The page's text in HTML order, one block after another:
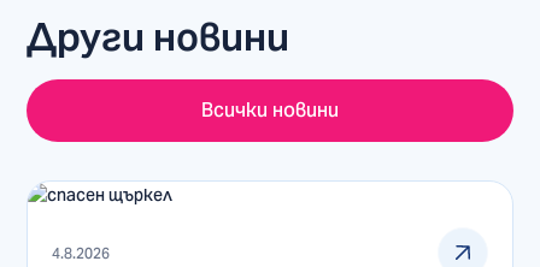
Други новини
Всички новини
4.8.2026